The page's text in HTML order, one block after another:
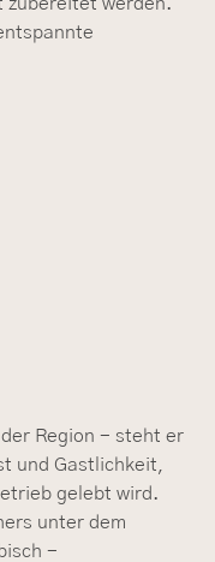
Region - steht er
und Gastlichkeit,
gelebt wird.
unter dem
-